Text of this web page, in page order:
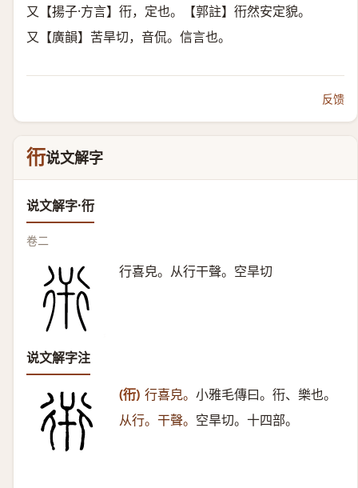
又【揚子·方言】衎，定也。【郭註】衎然安定貌。
又【廣韻】苦旱切，音侃。信言也。
反馈
衎说文解字
说文解字·衎
卷二
行喜皃。从行干聲。空旱切
说文解字注
(衎) 行喜皃。 小雅毛傳曰。衎、樂也。
从行。干聲。 空旱切。十四部。